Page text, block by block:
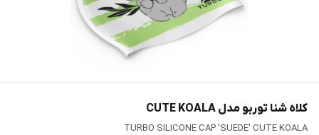
کلاه شنا توربو مدل CUTE KOALA
TURBO SILICONE CAP 'SUEDE' CUTE KOALA